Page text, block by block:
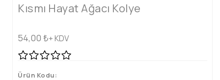
Kısmı Hayat Ağacı Kolye
54,00 ₺+ KDV
Ürün Kodu: